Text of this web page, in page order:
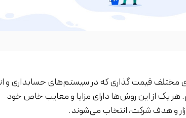
مختلف قیمت گذاری که در سیستم‌های حسابداری و
هر یک از این روش‌ها دارای مزایا و معایب خاص خود
و هدف شرکت، انتخاب می‌شوند.